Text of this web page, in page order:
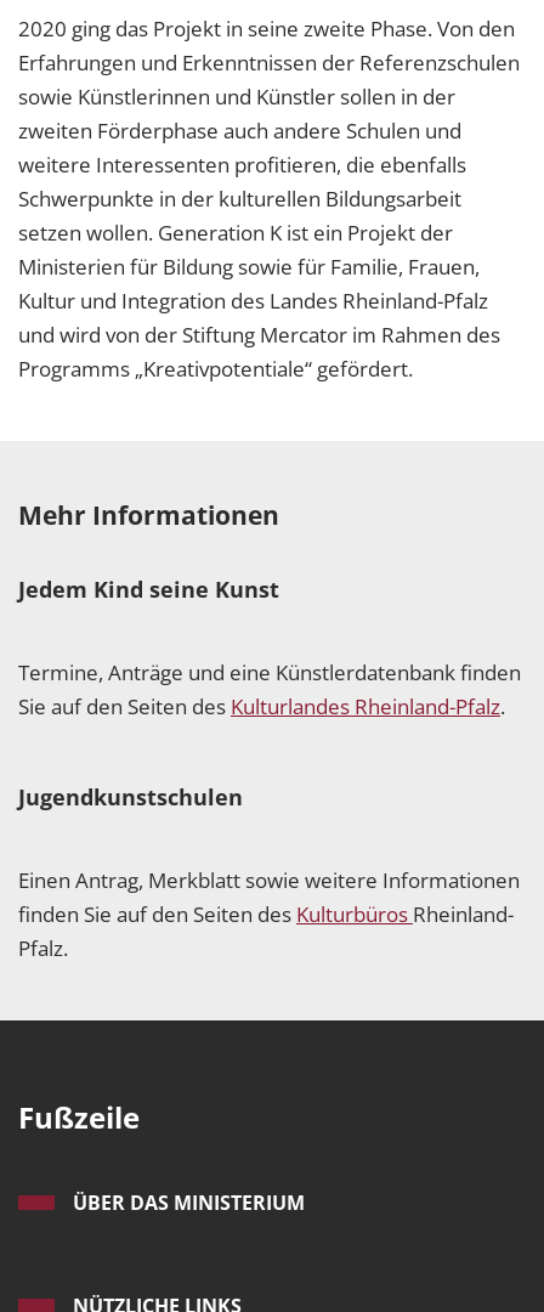
2020 ging das Projekt in seine zweite Phase. Von den
Erfahrungen und Erkenntnissen der Referenzschulen
sowie Künstlerinnen und Künstler sollen in der
zweiten Förderphase auch andere Schulen und
weitere Interessenten profitieren, die ebenfalls
Schwerpunkte in der kulturellen Bildungsarbeit
setzen wollen. Generation K ist ein Projekt der
Ministerien für Bildung sowie für Familie, Frauen,
Kultur und Integration des Landes Rheinland-Pfalz
und wird von der Stiftung Mercator im Rahmen des
Programms „Kreativpotentiale“ gefördert.
Mehr Informationen
Jedem Kind seine Kunst
Termine, Anträge und eine Künstlerdatenbank finden
Sie auf den Seiten des Kulturlandes Rheinland-Pfalz.
Jugendkunstschulen
Einen Antrag, Merkblatt sowie weitere Informationen
finden Sie auf den Seiten des Kulturbüros Rheinland-
Pfalz.
Fußzeile
ÜBER DAS MINISTERIUM
NÜTZLICHE LINKS